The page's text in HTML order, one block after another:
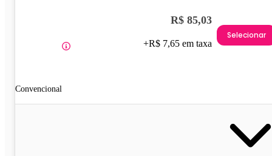
Convencional
R$ 85,03
+R$ 7,65 em taxa
Selecionar